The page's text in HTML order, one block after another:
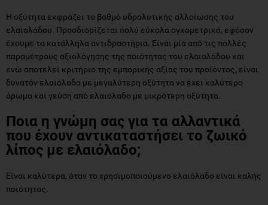
Η οξύτητα εκφράζει το βαθμό υδρολυτικής αλλοίωσης του
ελαιολάδου. Προσδιορίζεται πολύ εύκολα ογκομετρικά, εφόσον
έχουμε τα κατάλληλα αντιδραστήρια. Είναι μία από τις πολλές
παραμέτρους αξιολόγησης της ποιότητας του ελαιολάδου και
ενώ αποτελεί κριτήριο της εμπορικής αξίας του προϊόντος, είναι
δυνατόν ελαιόλαδο με μεγαλύτερη οξύτητα να έχει καλύτερο
άρωμα και γεύση από ελαιόλαδο με μικρότερη οξύτητα.
Ποια η γνώμη σας για τα αλλαντικά
που έχουν αντικαταστήσει το ζωικό
λίπος με ελαιόλαδο;
Είναι καλύτερα, όταν το χρησιμοποιούμενο ελαιόλαδο είναι καλής
ποιότητας.